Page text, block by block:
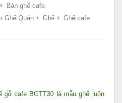
Bàn ghế cafe
Ghế Quán Ghế
Ghế cafe
gỗ cafe BGTT30 là mẫu ghế luôn